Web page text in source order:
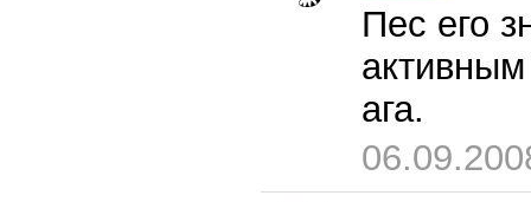
Пес его
ага.